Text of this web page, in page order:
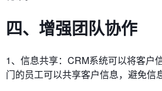
四、增强团队协作
1、信息共享：CRM系统可以将客户
门的员工可以共享客户信息，避免信